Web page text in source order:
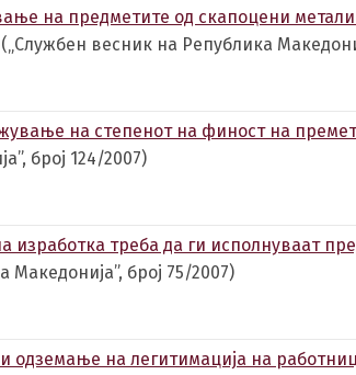
на предметите од скапоцени
(„Службен весник на Република
на степенот на финост на
број 124/2007)
изработка треба да ги исполнуваат
број 75/2007)
на легитимација на
македонски Albanian